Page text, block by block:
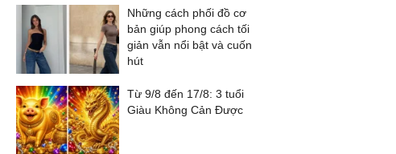
Những cách phối đồ cơ
bản giúp phong cách tối
giản vẫn nổi bật và cuốn
hút
Từ 9/8 đến 17/8: 3 tuổi
Giàu Không Cản Được